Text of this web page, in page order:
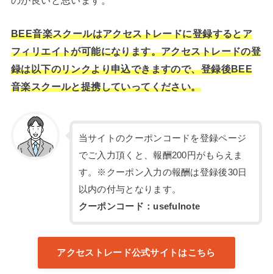
BEE音楽スクールはアクセストレードに登録するとア
フィリエイトが可能になります。アクセストレードの登
録は以下のリンクより申込できますので、登録後BEE
音楽スクールと提携していってください。
当サイトのクーポンコードを登録ページ
でご入力頂くと、報酬200円がもらえま
す。※クーポン入力の報酬は登録後30日
以内の付与となります。
クーポンコード：usefulnote
アクセストレード公式サイトはこちら